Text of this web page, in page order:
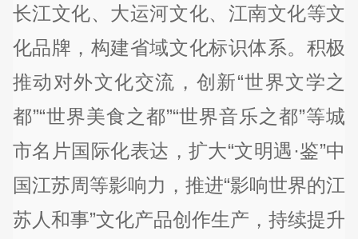
长江文化、大运河文化、江南文化等文
化品牌，构建省域文化标识体系。积极
推动对外文化交流，创新“世界文学之
都”“世界美食之都”“世界音乐之都”等城
市名片国际化表达，扩大“文明遇·鉴”中
国江苏周等影响力，推进“影响世界的江
苏人和事”文化产品创作生产，持续提升